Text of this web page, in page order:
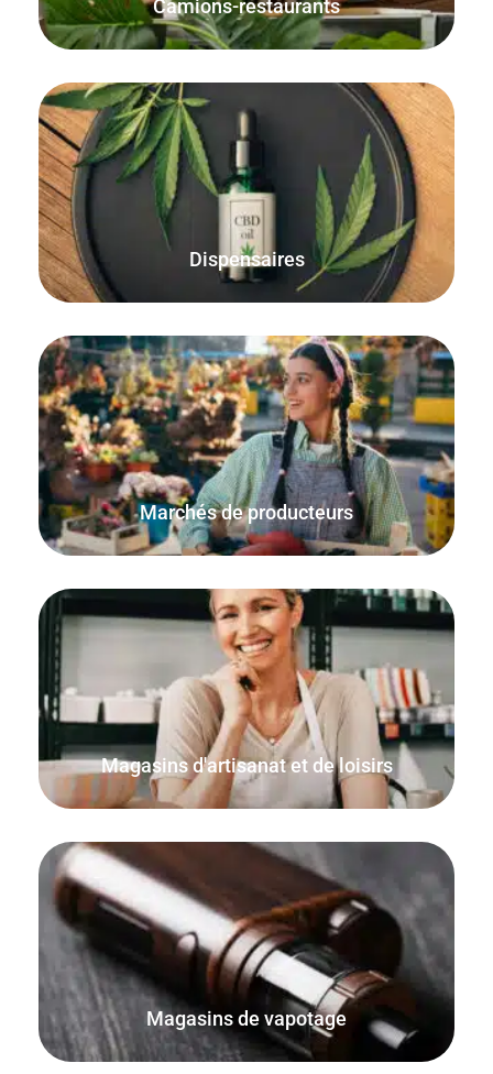
Camions-restaurants
Dispensaires
Utilisez la fonction intégrée des quantités décimales pour
vendre au poids, à la fois en ligne et en personne avec
FooSales WooCommerce POS.
Marchés de producteurs
Le mode hors ligne FooSales WooCommerce POS garantit
que chaque commande est comptabilisée et que les
quantités en stock sont exactes.
Magasins d'artisanat et de loisirs
Vendez des produits en utilisant des quantités décimales
et des unités de mesure. Parfait pour vendre des
fournitures et du matériel d'artisanat.
Magasins de vapotage
Vendez vos produits en ligne ainsi qu'à partir de votre
magasin physique, de votre kiosque, de votre domicile ou
de votre place de marché.